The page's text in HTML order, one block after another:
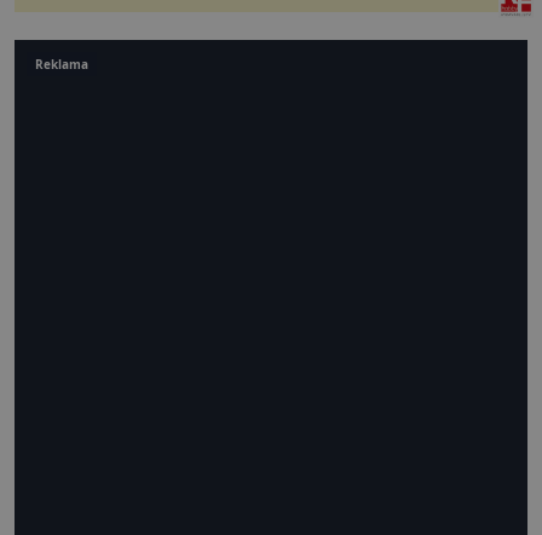
Reklama